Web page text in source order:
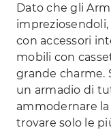
Dato che gli
con accessori
mobili con
grande charme.
un armadio di
ammodernare
trovare solo le